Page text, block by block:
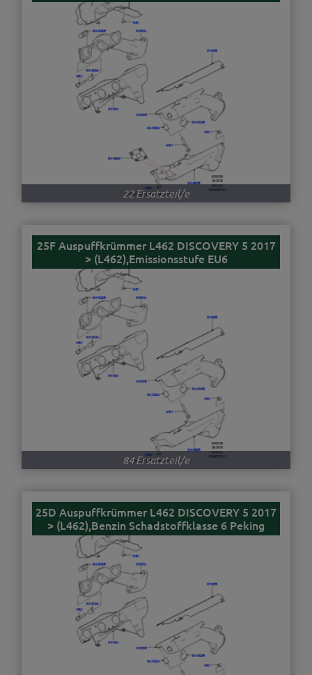
22 Ersatzteil/e
25F Auspuffkrümmer L462 DISCOVERY 5 2017
> (L462),Emissionsstufe EU6
84 Ersatzteil/e
25D Auspuffkrümmer L462 DISCOVERY 5 2017
> (L462),Benzin Schadstoffklasse 6 Peking